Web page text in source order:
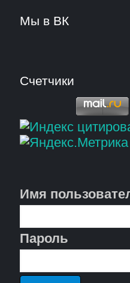
Мы в ВК
Счетчики
Имя
Пароль